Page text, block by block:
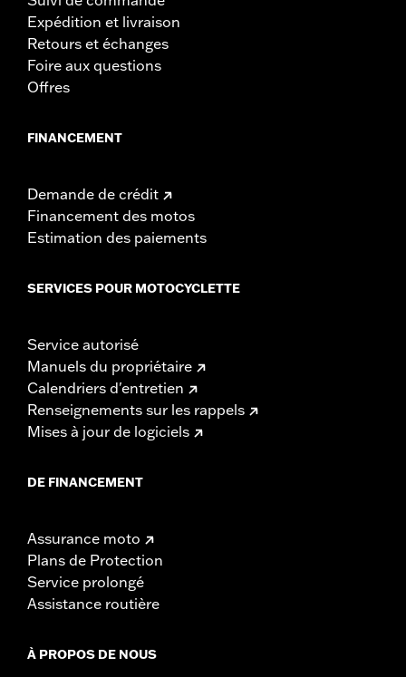
Expédition et livraison
Retours et échanges
Foire aux questions
Offres
FINANCEMENT
Demande de crédit
Financement des motos
Estimation des paiements
SERVICES POUR MOTOCYCLETTE
Service autorisé
Manuels du propriétaire
Calendriers d'entretien
Renseignements sur les rappels
Mises à jour de logiciels
DE FINANCEMENT
Assurance moto
Plans de Protection
Service prolongé
Assistance routière
À PROPOS DE NOUS